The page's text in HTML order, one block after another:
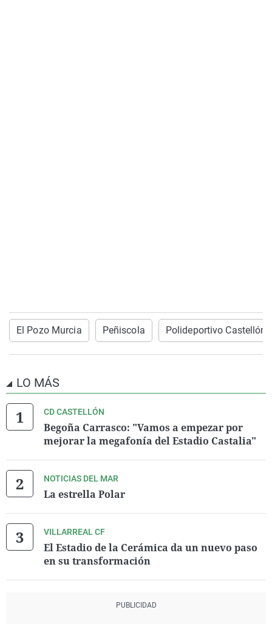
El Pozo Murcia Peñiscola Polideportivo Castellón
LO MÁS
CD CASTELLÓN
Begoña Carrasco: "Vamos a empezar por
mejorar la megafonía del Estadio Castalia"
NOTICIAS DEL MAR
La estrella Polar
VILLARREAL CF
El Estadio de la Cerámica da un nuevo paso
en su transformación